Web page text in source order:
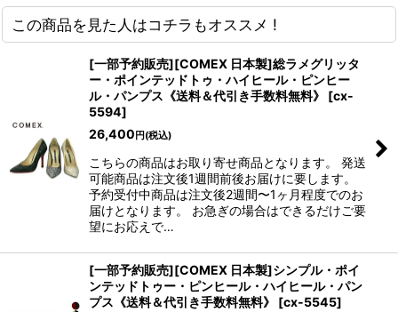
この商品を見た人はコチラもオススメ !
[一部予約販売][COMEX 日本製]総ラメグリッタ
ー・ポインテッドトゥ・ハイヒール・ピンヒー
ル・パンプス《送料＆代引き手数料無料》
[cx-
5594]
26,400 円 (税込)
こちらの商品はお取り寄せ商品となります。 発送
可能商品は注文後1週間前後お届けに要します。
予約受付中商品は注文後2週間〜1ヶ月程度でのお
届けとなります。 お急ぎの場合はできるだけご要
望にお応えで…
[一部予約販売][COMEX 日本製]シンプル・ポイ
ンテッドトゥー・ピンヒール・ハイヒール・パン
プス《送料＆代引き手数料無料》
[cx-5545]